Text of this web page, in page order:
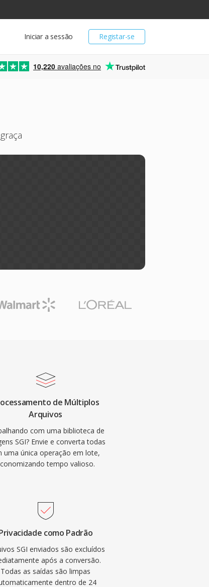
Registar-se
Iniciar a sessão
10,220 avaliações no
de Múltiplos
Arquivos
com uma biblioteca de
SGI? Envie e converta todas
uma única operação em lote,
tempo valioso.
como Padrão
SGI enviados são excluídos
após a conversão.
Todas as saídas são limpas
dentro de 24